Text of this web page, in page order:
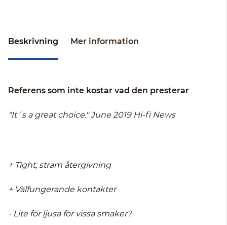
Beskrivning Mer information
Referens som inte kostar vad den presterar
"It´s a great choice." June 2019 Hi-fi News
+ Tight, stram återgivning
+ Välfungerande kontakter
- Lite för ljusa för vissa smaker?